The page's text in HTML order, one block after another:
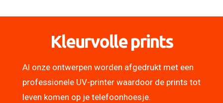
Kleurvolle prints
Al onze ontwerpen worden afgedrukt met een
professionele UV-printer waardoor de prints tot
leven komen op je telefoonhoesje.